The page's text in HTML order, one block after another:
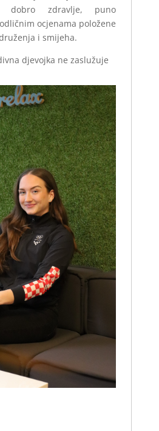
dobro zdravlje, puno
ocjenama položene
i smijeha.
djevojka ne zaslužuje